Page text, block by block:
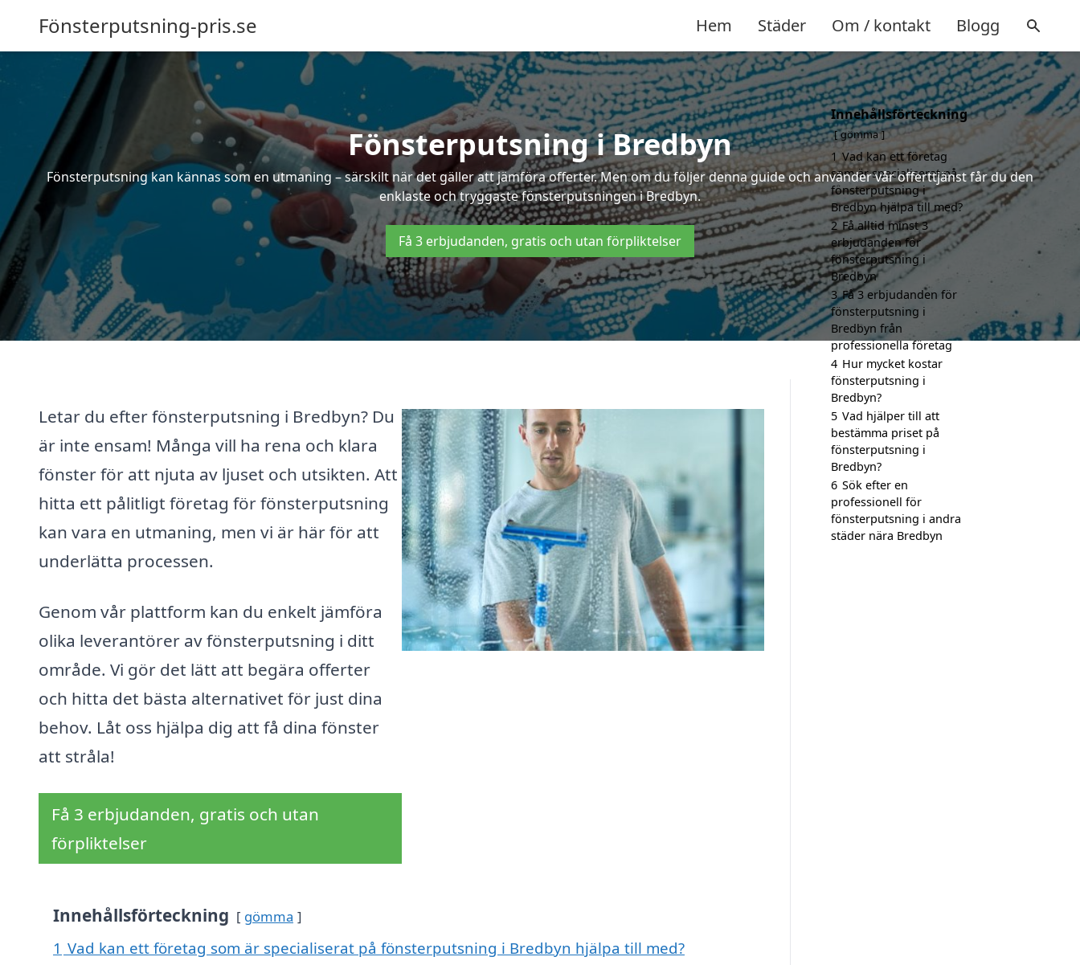
Fönsterputsning-pris.se Hem Städer Om / kontakt Blogg
Fönsterputsning i Bredbyn
Fönsterputsning kan kännas som en utmaning – särskilt när det gäller att jämföra offerter. Men om du följer denna guide och använder vår offerttjänst får du den
enklaste och tryggaste fönsterputsningen i Bredbyn.
Få 3 erbjudanden, gratis och utan förpliktelser
Letar du efter fönsterputsning i Bredbyn? Du
är inte ensam! Många vill ha rena och klara
fönster för att njuta av ljuset och utsikten. Att
hitta ett pålitligt företag för fönsterputsning
kan vara en utmaning, men vi är här för att
underlätta processen.
Genom vår plattform kan du enkelt jämföra
olika leverantörer av fönsterputsning i ditt
område. Vi gör det lätt att begära offerter
och hitta det bästa alternativet för just dina
behov. Låt oss hjälpa dig att få dina fönster
att stråla!
Få 3 erbjudanden, gratis och utan
förpliktelser
Innehållsförteckning gömma
1 Vad kan ett företag som är specialiserat på fönsterputsning i Bredbyn hjälpa till med?
Innehållsförteckning
gömma
1 Vad kan ett företag
som är specialiserat på
fönsterputsning i
Bredbyn hjälpa till med?
2 Få alltid minst 3
erbjudanden för
fönsterputsning i
Bredbyn
3 Få 3 erbjudanden för
fönsterputsning i
Bredbyn från
professionella företag
4 Hur mycket kostar
fönsterputsning i
Bredbyn?
5 Vad hjälper till att
bestämma priset på
fönsterputsning i
Bredbyn?
6 Sök efter en
professionell för
fönsterputsning i andra
städer nära Bredbyn